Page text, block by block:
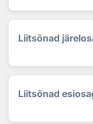
Liitsõnad
Liitsõnad